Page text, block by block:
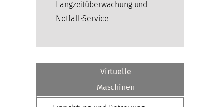
Langzeitüberwachung und
Notfall-Service
Virtuelle
Maschinen